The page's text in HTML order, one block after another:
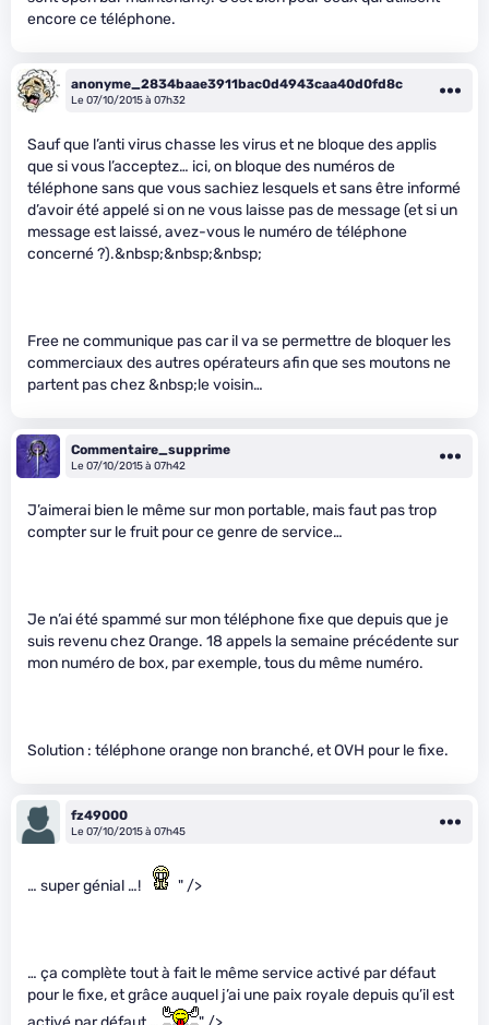
encore ce téléphone.
anonyme_2834baae3911bac0d4943caa40d0fd8c
Le 07/10/2015 à 07h32
Sauf que l’anti virus chasse les virus et ne bloque des applis
que si vous l’acceptez… ici, on bloque des numéros de
téléphone sans que vous sachiez lesquels et sans être informé
d’avoir été appelé si on ne vous laisse pas de message (et si un
message est laissé, avez-vous le numéro de téléphone
concerné ?).&nbsp;&nbsp;&nbsp;
Free ne communique pas car il va se permettre de bloquer les
commerciaux des autres opérateurs afin que ses moutons ne
partent pas chez &nbsp;le voisin…
Commentaire_supprime
Le 07/10/2015 à 07h42
J’aimerai bien le même sur mon portable, mais faut pas trop
compter sur le fruit pour ce genre de service…
Je n’ai été spammé sur mon téléphone fixe que depuis que je
suis revenu chez Orange. 18 appels la semaine précédente sur
mon numéro de box, par exemple, tous du même numéro.
Solution : téléphone orange non branché, et OVH pour le fixe.
fz49000
Le 07/10/2015 à 07h45
… super génial …! " />
… ça complète tout à fait le même service activé par défaut
pour le fixe, et grâce auquel j’ai une paix royale depuis qu’il est